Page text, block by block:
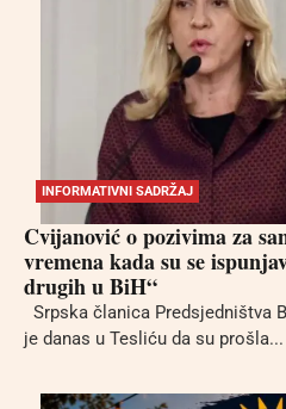
INFORMATIVNI SADRŽAJ
Cvijanović o pozivima za
vremena kada su se
drugih u BiH“
Srpska članica Predsjedništva
je danas u Tesliću da su prošla...